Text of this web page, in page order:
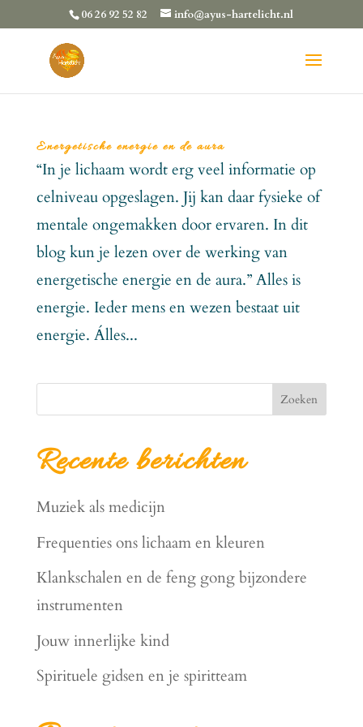
06 26 92 52 82 info@ayus-hartelicht.nl
Energetische energie en de aura
“In je lichaam wordt erg veel informatie op
celniveau opgeslagen. Jij kan daar fysieke of
mentale ongemakken door ervaren. In dit
blog kun je lezen over de werking van
energetische energie en de aura.” Alles is
energie. Ieder mens en wezen bestaat uit
energie. Álles...
Zoeken
Recente berichten
Muziek als medicijn
Frequenties ons lichaam en kleuren
Klankschalen en de feng gong bijzondere
instrumenten
Jouw innerlijke kind
Spirituele gidsen en je spiritteam